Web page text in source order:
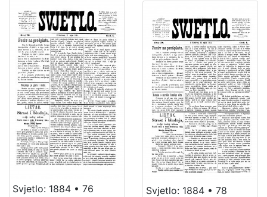
Svjetlo: 1884 • 76 Svjetlo: 1884 • 78